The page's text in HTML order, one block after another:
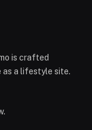
is crafted
a lifestyle site.